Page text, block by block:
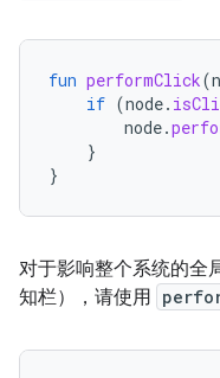
fun performClick(
if (node.
node.
}
}
对于影响整个系统的全
知栏），请使用